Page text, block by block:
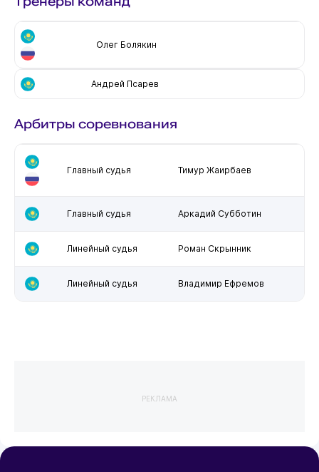
Олег Болякин
Андрей Псарев
Арбитры соревнования
Главный судья Тимур Жаирбаев
Главный судья Аркадий Субботин
Линейный судья Роман Скрынник
Линейный судья Владимир Ефремов
РЕКЛАМА